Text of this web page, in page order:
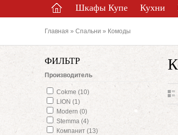
Шкафы Купе Кухни
Главная » Спальни » Комоды
ФИЛЬТР
Производитель
Cokme (10)
LION (1)
Modern (0)
Stemma (4)
Компанит (13)